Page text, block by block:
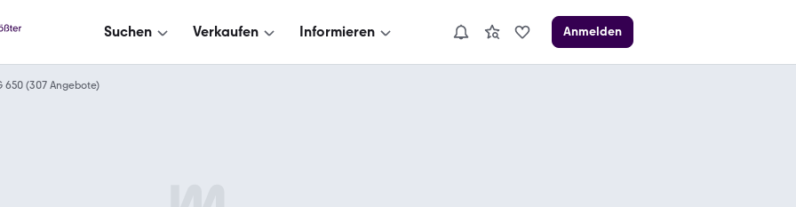
Suchen Verkaufen Informieren Anmelden
650 (307 Angebote)